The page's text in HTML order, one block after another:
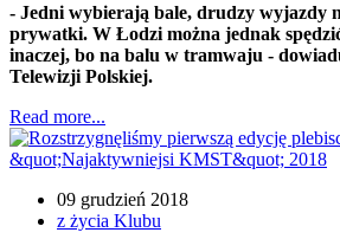
- Jedni wybierają bale, drudzy wyjazdy
prywatki. W Łodzi można jednak
inaczej, bo na balu w tramwaju -
Telewizji Polskiej.
Read more...
09 grudzień 2018
z życia Klubu